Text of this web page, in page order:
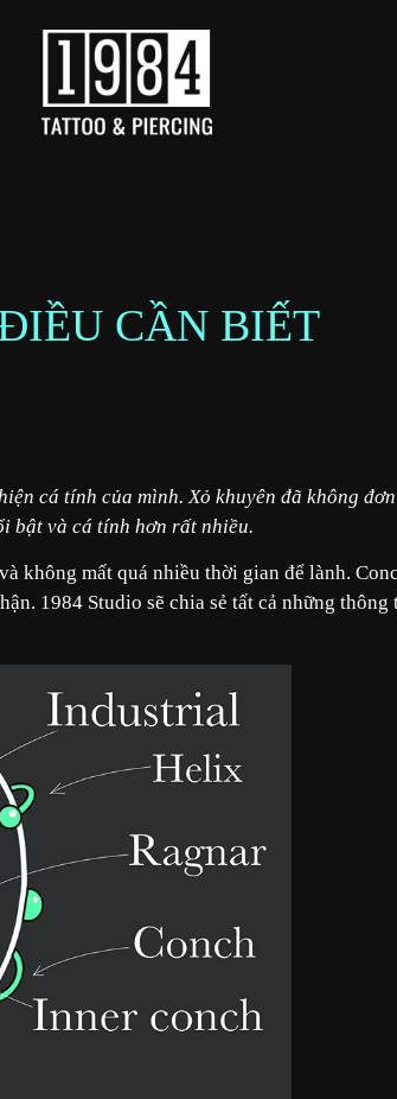
CẦN BIẾT
cá tính của mình. Xỏ khuyên đã không đơn
bật và cá tính hơn rất nhiều.
không mất quá nhiều thời gian để lành.
1984 Studio sẽ chia sẻ tất cả những thông